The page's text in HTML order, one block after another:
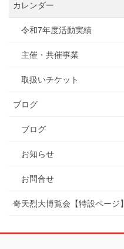
カレンダー
令和7年度活動実績
主催・共催事業
取扱いチケット
ブログ
ブログ
お知らせ
お問合せ
奇天烈大博覧会【特設ページ】